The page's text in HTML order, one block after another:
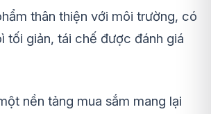
thân thiện với môi trường, có
tối giản, tái chế được đánh giá
nền tảng mua sắm mang lại